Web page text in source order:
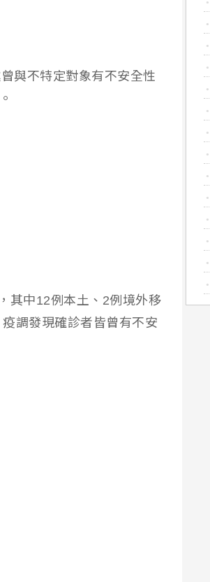
與不特定對象有不安全性
其中12例本土、2例境外移
調發現確診者皆曾有不安